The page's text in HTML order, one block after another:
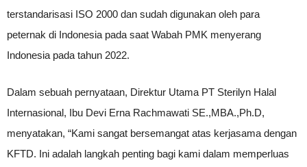
terstandarisasi ISO 2000 dan sudah digunakan oleh para
peternak di Indonesia pada saat Wabah PMK menyerang
Indonesia pada tahun 2022.
Dalam sebuah pernyataan, Direktur Utama PT Sterilyn Halal
Internasional, Ibu Devi Erna Rachmawati SE.,MBA.,Ph.D,
menyatakan, “Kami sangat bersemangat atas kerjasama dengan
KFTD. Ini adalah langkah penting bagi kami dalam memperluas